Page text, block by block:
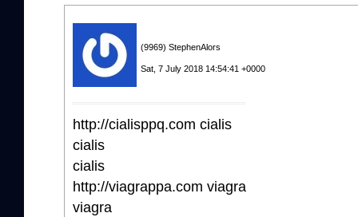
(9969) StephenAlors
Sat, 7 July 2018 14:54:41 +0000
http://cialisppq.com cialis
cialis
cialis
http://viagrappa.com viagra
viagra